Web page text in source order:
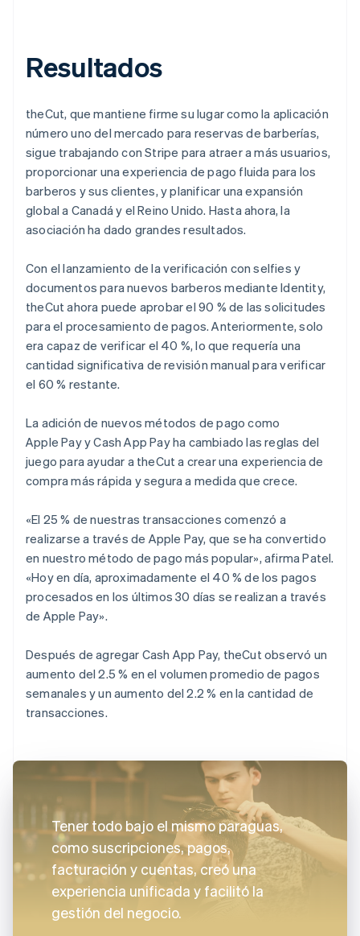
Resultados
theCut, que mantiene firme su lugar como la aplicación
número uno del mercado para reservas de barberías,
sigue trabajando con Stripe para atraer a más usuarios,
proporcionar una experiencia de pago fluida para los
barberos y sus clientes, y planificar una expansión
global a Canadá y el Reino Unido. Hasta ahora, la
asociación ha dado grandes resultados.
Con el lanzamiento de la verificación con selfies y
documentos para nuevos barberos mediante Identity,
theCut ahora puede aprobar el 90 % de las solicitudes
para el procesamiento de pagos. Anteriormente, solo
era capaz de verificar el 40 %, lo que requería una
cantidad significativa de revisión manual para verificar
el 60 % restante.
La adición de nuevos métodos de pago como
Apple Pay y Cash App Pay ha cambiado las reglas del
juego para ayudar a theCut a crear una experiencia de
compra más rápida y segura a medida que crece.
«El 25 % de nuestras transacciones comenzó a
realizarse a través de Apple Pay, que se ha convertido
en nuestro método de pago más popular», afirma Patel.
«Hoy en día, aproximadamente el 40 % de los pagos
procesados en los últimos 30 días se realizan a través
de Apple Pay».
Después de agregar Cash App Pay, theCut observó un
aumento del 2.5 % en el volumen promedio de pagos
semanales y un aumento del 2.2 % en la cantidad de
transacciones.
Tener todo bajo el mismo paraguas,
como suscripciones, pagos,
facturación y cuentas, creó una
experiencia unificada y facilitó la
gestión del negocio.